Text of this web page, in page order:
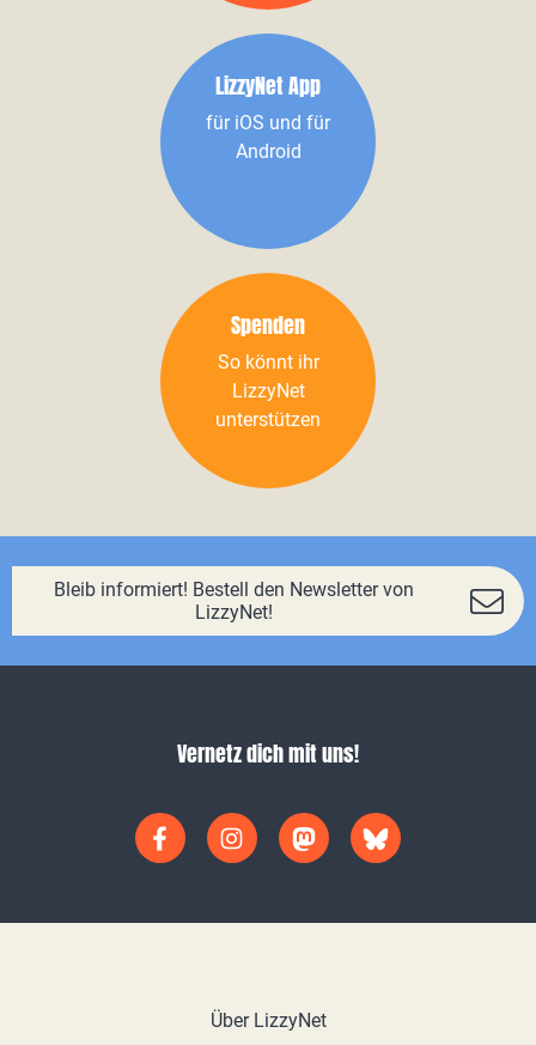
LizzyNet App
für iOS und für
Android
Spenden
So könnt ihr
LizzyNet
unterstützen
Bleib informiert! Bestell den Newsletter von
LizzyNet!
Vernetz dich mit uns!
Über LizzyNet